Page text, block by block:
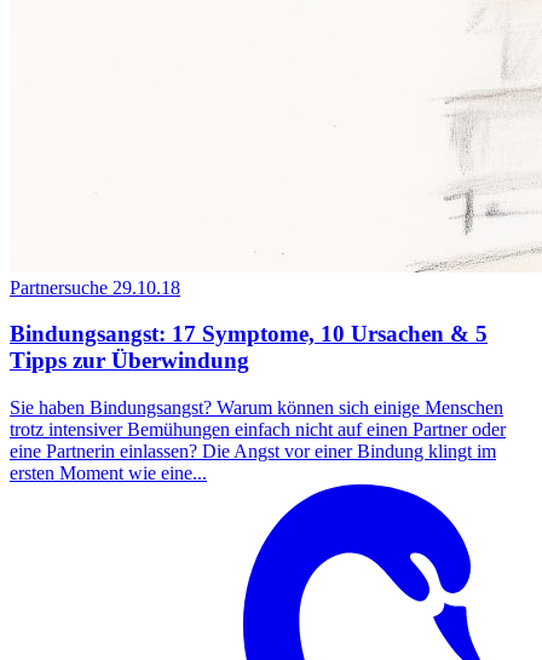
Partnersuche 29.10.18
Bindungsangst: 17 Symptome, 10 Ursachen & 5
Tipps zur Überwindung
Sie haben Bindungsangst? Warum können sich einige Menschen
trotz intensiver Bemühungen einfach nicht auf einen Partner oder
eine Partnerin einlassen? Die Angst vor einer Bindung klingt im
ersten Moment wie eine...